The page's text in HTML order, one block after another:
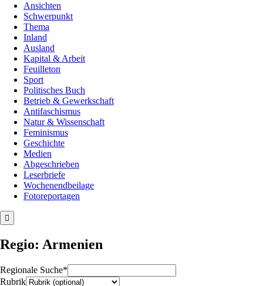
Ansichten
Schwerpunkt
Thema
Inland
Ausland
Kapital & Arbeit
Feuilleton
Sport
Politisches Buch
Betrieb & Gewerkschaft
Antifaschismus
Natur & Wissenschaft
Feminismus
Geschichte
Medien
Abgeschrieben
Leserbriefe
Wochenendbeilage
Fotoreportagen
Regio: Armenien
Regionale Suche*
Rubrik